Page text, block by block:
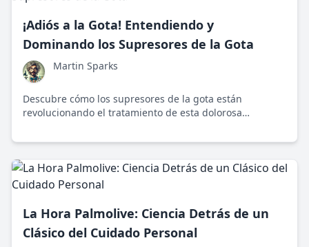
¡Adiós a la Gota! Entendiendo y
Dominando los Supresores de la Gota
Martin Sparks
Descubre cómo los supresores de la gota están
revolucionando el tratamiento de esta dolorosa
claridad.
La Hora Palmolive: Ciencia Detrás de un
Clásico del Cuidado Personal